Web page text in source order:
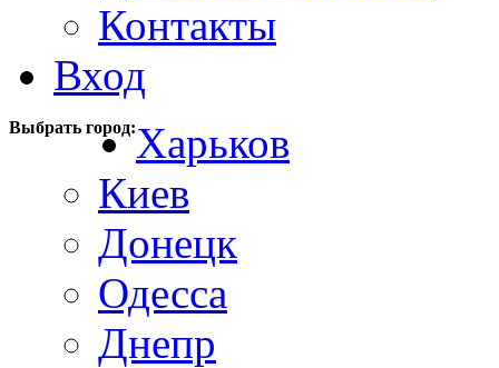
Контакты
Вход
Выбрать город:Харьков
Киев
Донецк
Одесса
Днепр